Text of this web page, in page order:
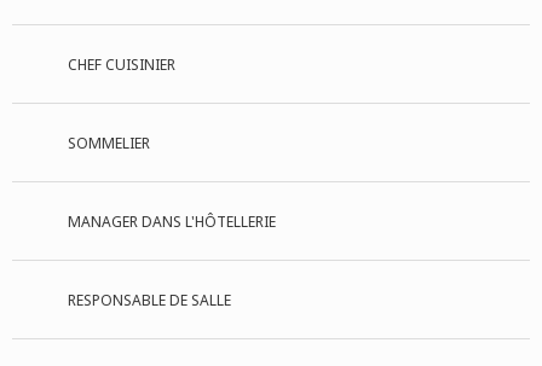
CHEF CUISINIER
SOMMELIER
MANAGER DANS L'HÔTELLERIE
RESPONSABLE DE SALLE